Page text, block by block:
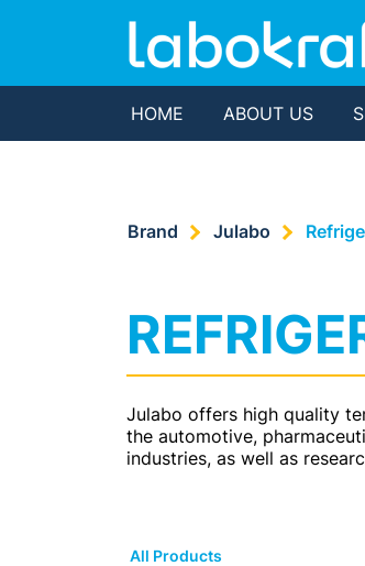
HOME ABOUT US
Brand Julabo
Julabo offers high quality
the automotive,
industries, as well as
All Products